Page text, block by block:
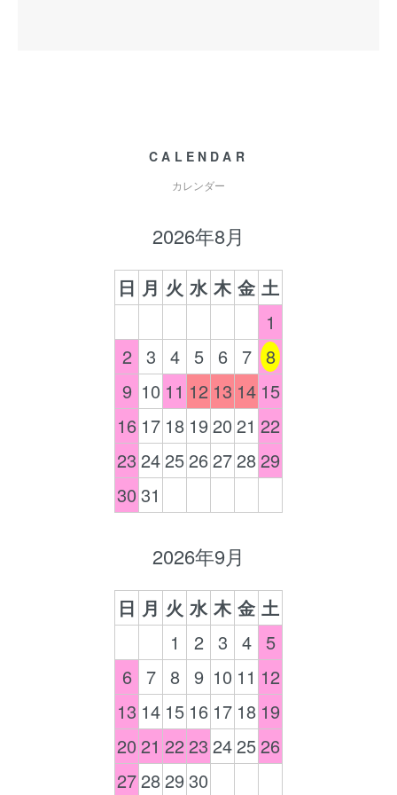
CALENDAR
カレンダー
2026年8月
日 月 火 水 木 金 土
1
2 3 4 5 6 7 8
9 10 11 12 13 14 15
16 17 18 1920 21 22
23 242526272829
30 31
2026年9月
日 月 火 水 木 金 土
1
2 3 4 5
6
7 8 9 10 11 12
13 14 15 16 17 18 19
20 21 2223 242526
27282930